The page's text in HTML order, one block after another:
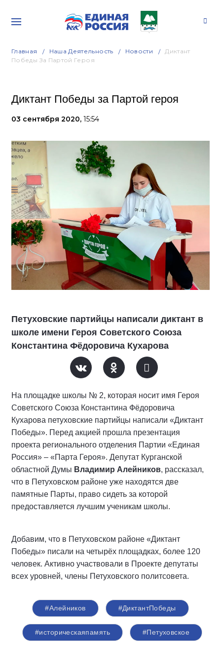
Главная Наша Деятельность Новости
Диктант
Победы За Партой Героя
Диктант Победы за Партой героя
03 сентября 2020, 15:54
Петуховские партийцы написали диктант в
школе имени Героя Советского Союза
Константина Фёдоровича Кухарова
На площадке школы № 2, которая носит имя Героя
Советского Союза Константина Фёдоровича
Кухарова петуховские партийцы написали «Диктант
Победы». Перед акцией прошла презентация
проекта регионального отделения Партии «Единая
Россия» – «Парта Героя». Депутат Курганской
областной Думы Владимир Алейников, рассказал,
что в Петуховском районе уже находятся две
памятные Парты, право сидеть за которой
предоставляется лучшим ученикам школы.
Добавим, что в Петуховском районе «Диктант
Победы» писали на четырёх площадках, более 120
человек. Активно участвовали в Проекте депутаты
всех уровней, члены Петуховского политсовета.
#Алейников #ДиктантПобеды
#историческаяпамять #Петуховское